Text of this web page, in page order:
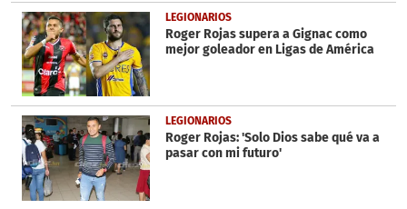
LEGIONARIOS
Roger Rojas supera a Gignac como
mejor goleador en Ligas de América
LEGIONARIOS
Roger Rojas: 'Solo Dios sabe qué va a
pasar con mi futuro'